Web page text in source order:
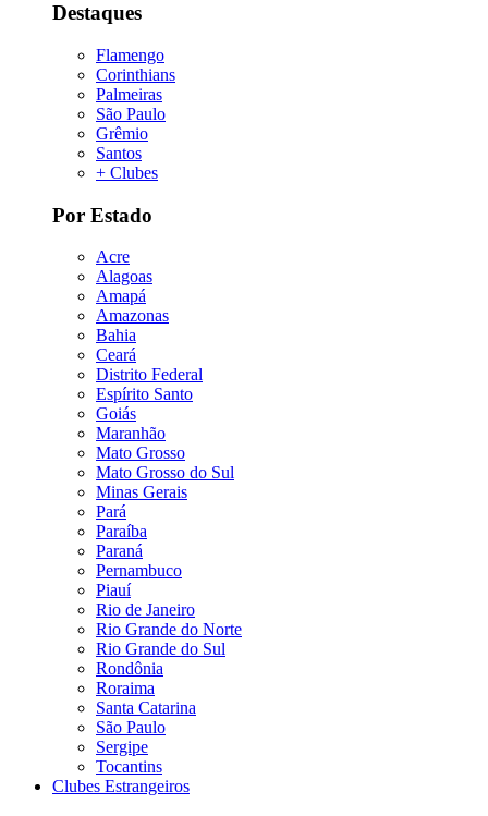
Destaques
Flamengo
Corinthians
Palmeiras
São Paulo
Grêmio
Santos
+ Clubes
Por Estado
Acre
Alagoas
Amapá
Amazonas
Bahia
Ceará
Distrito Federal
Espírito Santo
Goiás
Maranhão
Mato Grosso
Mato Grosso do Sul
Minas Gerais
Pará
Paraíba
Paraná
Pernambuco
Piauí
Rio de Janeiro
Rio Grande do Norte
Rio Grande do Sul
Rondônia
Roraima
Santa Catarina
São Paulo
Sergipe
Tocantins
Clubes Estrangeiros